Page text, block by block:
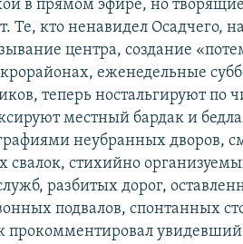
в прямом эфире, но
Те, кто ненавидел Осадчего,
центра, создание
еженедельные
теперь ностальгируют по
местный бардак и
неубранных дворов,
стихийно
разбитых дорог,
подвалов, спонтанных
прокомментировал